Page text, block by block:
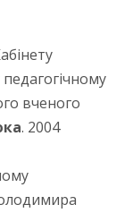
вченого
. 2004